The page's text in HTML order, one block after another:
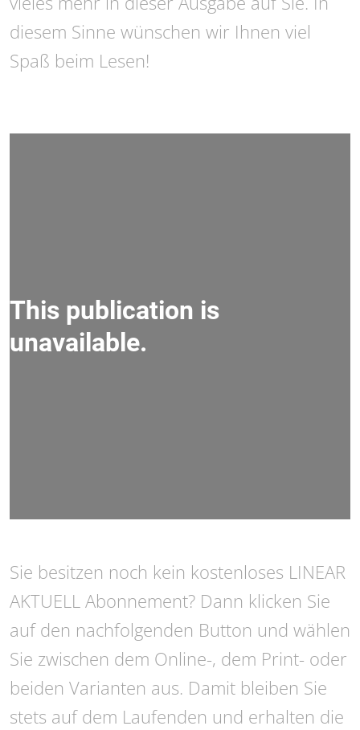
diesem Sinne wünschen wir Ihnen viel
Spaß beim Lesen!
Sie besitzen noch kein kostenloses LINEAR
AKTUELL Abonnement? Dann klicken Sie
auf den nachfolgenden Button und wählen
Sie zwischen dem Online-, dem Print- oder
beiden Varianten aus. Damit bleiben Sie
stets auf dem Laufenden und erhalten die